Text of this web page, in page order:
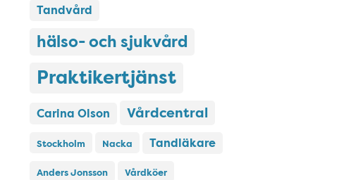
Tandvård
hälso- och sjukvård
Praktikertjänst
Carina Olson Vårdcentral
Stockholm Nacka Tandläkare
Anders Jonsson Vårdköer